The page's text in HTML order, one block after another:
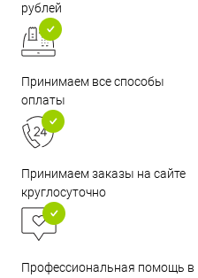
рублей
Принимаем все способы
оплаты
Принимаем заказы на сайте
круглосуточно
Профессиональная помощь в